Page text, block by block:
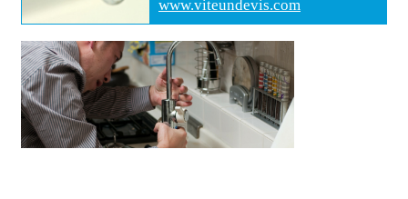
www.viteundevis.com